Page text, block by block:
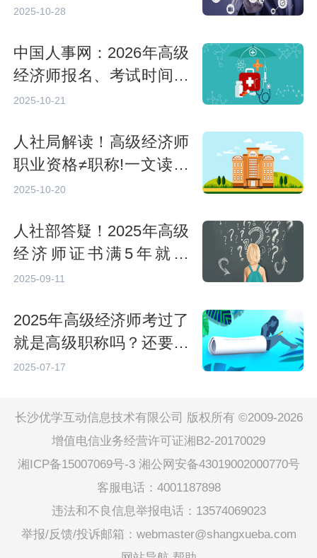
师证书？
2025-10-28
中国人事网：2026年高级
经济师报名、考试时间及
考试具体批次安排
2025-10-21
人社局解读！高级经济师
职业资格≠职称!一文读懂
两者核心差异
2025-10-20
人社部答疑！2025年高级
经济师证书满5年就过
期？白考了吗？
2025-09-11
2025年高级经济师考过了
就是高级职称吗？还要评
审！
2025-07-17
长沙优学互动信息技术有限公司 版权所有 ©2009-2026
增值电信业务经营许可证湘B2-20170029
湘ICP备15007069号-3 湘公网安备43019002000770号
客服电话：4001187898
违法和不良信息举报电话：13574069023
举报/反馈/投诉邮箱：webmaster@shangxueba.com